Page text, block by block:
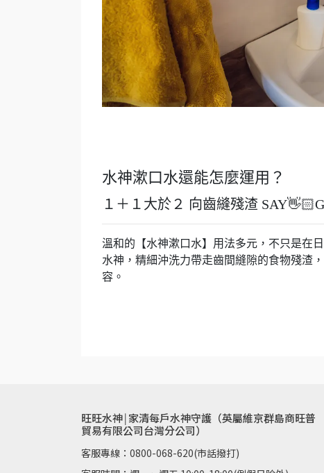
水神漱口水還能怎麼運用？
１＋１大於２ 向齒縫殘渣
溫和的【水神漱口水】用法多元，不只是在
水神，精細沖洗力帶走齒間縫隙的食物殘渣
容。
旺旺水神￨家清每戶水神守護（英屬維京群島商旺普
貿易有限公司台灣分公司）
客服專線：0800-068-620(市話撥打)